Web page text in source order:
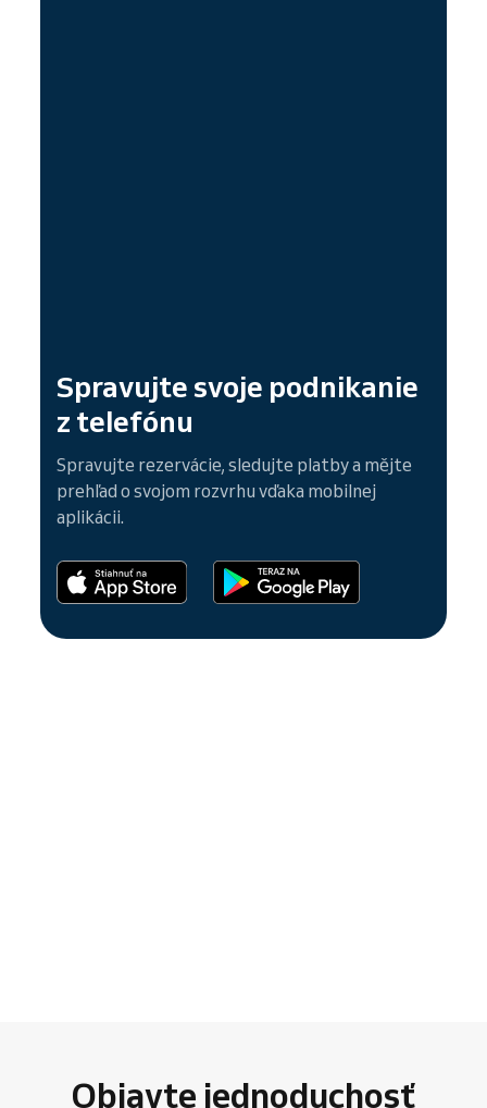
Spravujte svoje podnikanie
z telefónu
Spravujte rezervácie, sledujte platby a mějte
prehľad o svojom rozvrhu vďaka mobilnej
aplikácii.
Objavte jednoduchosť